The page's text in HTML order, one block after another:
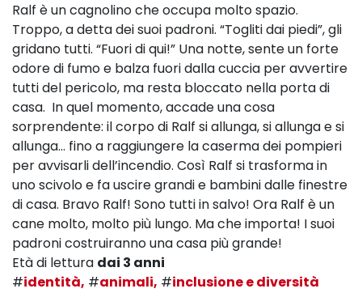
Ralf è un cagnolino che occupa molto spazio.
Troppo, a detta dei suoi padroni. “Togliti dai piedi”, gli
gridano tutti. “Fuori di qui!” Una notte, sente un forte
odore di fumo e balza fuori dalla cuccia per avvertire
tutti del pericolo, ma resta bloccato nella porta di
casa. In quel momento, accade una cosa
sorprendente: il corpo di Ralf si allunga, si allunga e si
allunga… fino a raggiungere la caserma dei pompieri
per avvisarli dell’incendio. Così Ralf si trasforma in
uno scivolo e fa uscire grandi e bambini dalle finestre
di casa. Bravo Ralf! Sono tutti in salvo! Ora Ralf è un
cane molto, molto più lungo. Ma che importa! I suoi
padroni costruiranno una casa più grande!
Età di lettura dai 3 anni
#identità, #animali, #inclusione e diversità